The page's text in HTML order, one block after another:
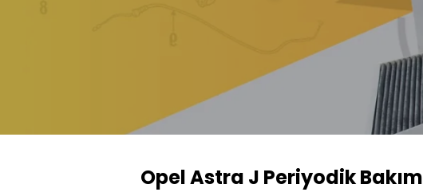
Opel Astra J Periyodik Bakım